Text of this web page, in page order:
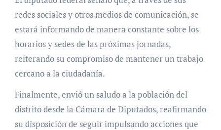
redes sociales y otros medios de comunicación, se
estará informando de manera constante sobre los
horarios y sedes de las próximas jornadas,
reiterando su compromiso de mantener un trabajo
cercano a la ciudadanía.
Finalmente, envió un saludo a la población del
distrito desde la Cámara de Diputados, reafirmando
su disposición de seguir impulsando acciones que